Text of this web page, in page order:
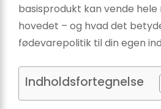
basisprodukt kan vende
hovedet – og hvad det
fødevarepolitik til din egen
Indholdsfortegnelse